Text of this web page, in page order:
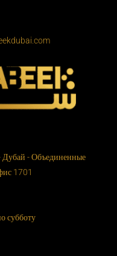
- Объединенные
1701
субботу